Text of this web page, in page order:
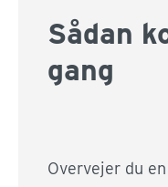
Sådan
gang
Overvejer du